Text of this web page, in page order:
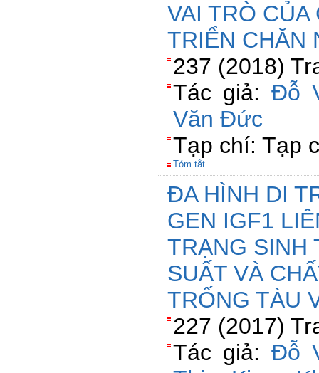
VAI TRÒ
TRIỂN CHĂN
237 (2018)
Tác giả: Đỗ
Văn Đức
Tạp chí: Tạp
Tóm tắt
ĐA HÌNH DI
GEN IGF1
TRẠNG SINH
SUẤT VÀ
TRỐNG TÀU
227 (2017)
Tác giả: Đỗ